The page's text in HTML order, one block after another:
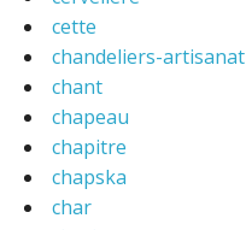
cette
chandeliers-artisanat
chant
chapeau
chapitre
chapska
char